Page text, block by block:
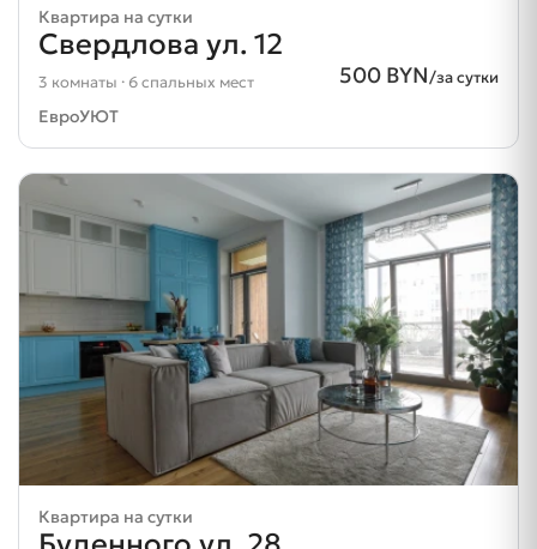
Квартира на сутки
Свердлова ул. 12
500 BYN/за сутки
3 комнаты · 6 спальных мест
ЕвроУЮТ
Квартира на сутки